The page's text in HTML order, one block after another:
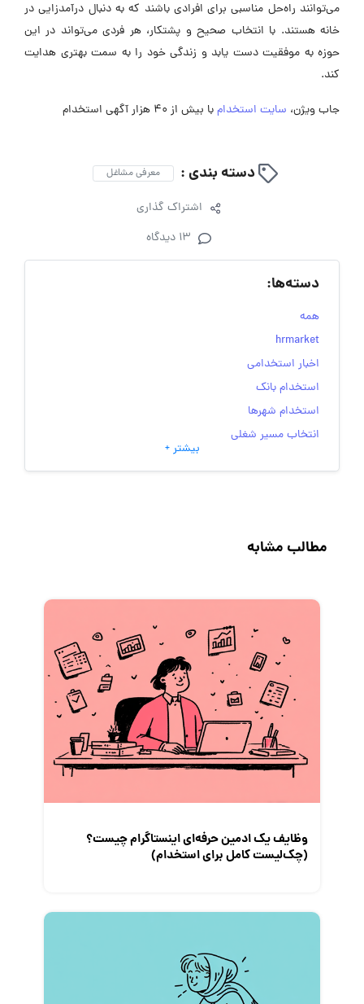
می‌توانند راه‌حل مناسبی برای افرادی باشند که به دنبال درآمدزایی در
خانه هستند. با انتخاب صحیح و پشتکار، هر فردی می‌تواند در این
حوزه به موفقیت دست یابد و زندگی خود را به سمت بهتری هدایت
کند.
جاب ویژن، سایت استخدامبا بیش از 40 هزار آگهی استخدام
دسته بندی : معرفی مشاغل
اشتراک گذاری
13 دیدگاه
دسته‌ها:
همه
hrmarket
اخبار استخدامی
استخدام بانک
استخدام شهرها
انتخاب مسیر شغلی
به‌روزرسانی‌های سایت (کارجویی)
رزومه
فریلنسر
کارفرمایان
گزارش‌های آماری
مصاحبه شغلی
معرفی شرکت ها
معرفی متخصصان منابع انسانی
معرفی مشاغل
بیشتر +
مطالب مشابه
وظایف یک ادمین حرفه‌ای اینستاگرام چیست؟
(چک‌لیست کامل برای استخدام)